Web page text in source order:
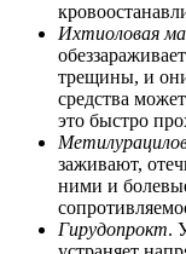
Ихтиоловая
трещины, и
средства
это быстро
заживают,
ними и
Гирудопрокт.